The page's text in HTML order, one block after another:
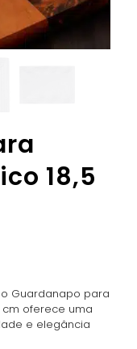
18,5
Guardanapo para
cm oferece uma
e elegância